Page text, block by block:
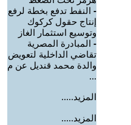
- النفط تدفع بخطة لرفع
إنتاج حقول كركوك
وتوسيع استثمار الغاز
- المبادرة المصرية
تقاضي الداخلية لتعويض
والدة محمد قنديل عن م
...
المزيد.....
المزيد.....